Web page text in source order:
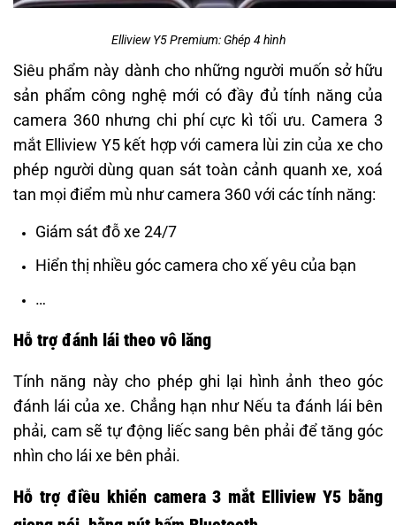
Elliview Y5 Premium: Ghép 4 hình
Siêu phẩm này dành cho những người muốn sở hữu
sản phẩm công nghệ mới có đầy đủ tính năng của
camera 360 nhưng chi phí cực kì tối ưu. Camera 3
mắt Elliview Y5 kết hợp với camera lùi zin của xe cho
phép người dùng quan sát toàn cảnh quanh xe, xoá
tan mọi điểm mù như camera 360 với các tính năng:
Giám sát đỗ xe 24/7
Hiển thị nhiều góc camera cho xế yêu của bạn
…
Hỗ trợ đánh lái theo vô lăng
Tính năng này cho phép ghi lại hình ảnh theo góc
đánh lái của xe. Chẳng hạn như Nếu ta đánh lái bên
phải, cam sẽ tự động liếc sang bên phải để tăng góc
nhìn cho lái xe bên phải.
Hỗ trợ điều khiển camera 3 mắt Elliview Y5 bằng